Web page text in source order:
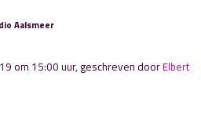
Aalsmeer
om 15:00 uur, geschreven doorElbert